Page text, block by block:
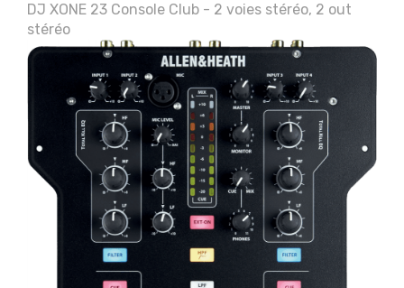
DJ XONE 23 Console Club - 2 voies stéréo, 2 out
stéréo